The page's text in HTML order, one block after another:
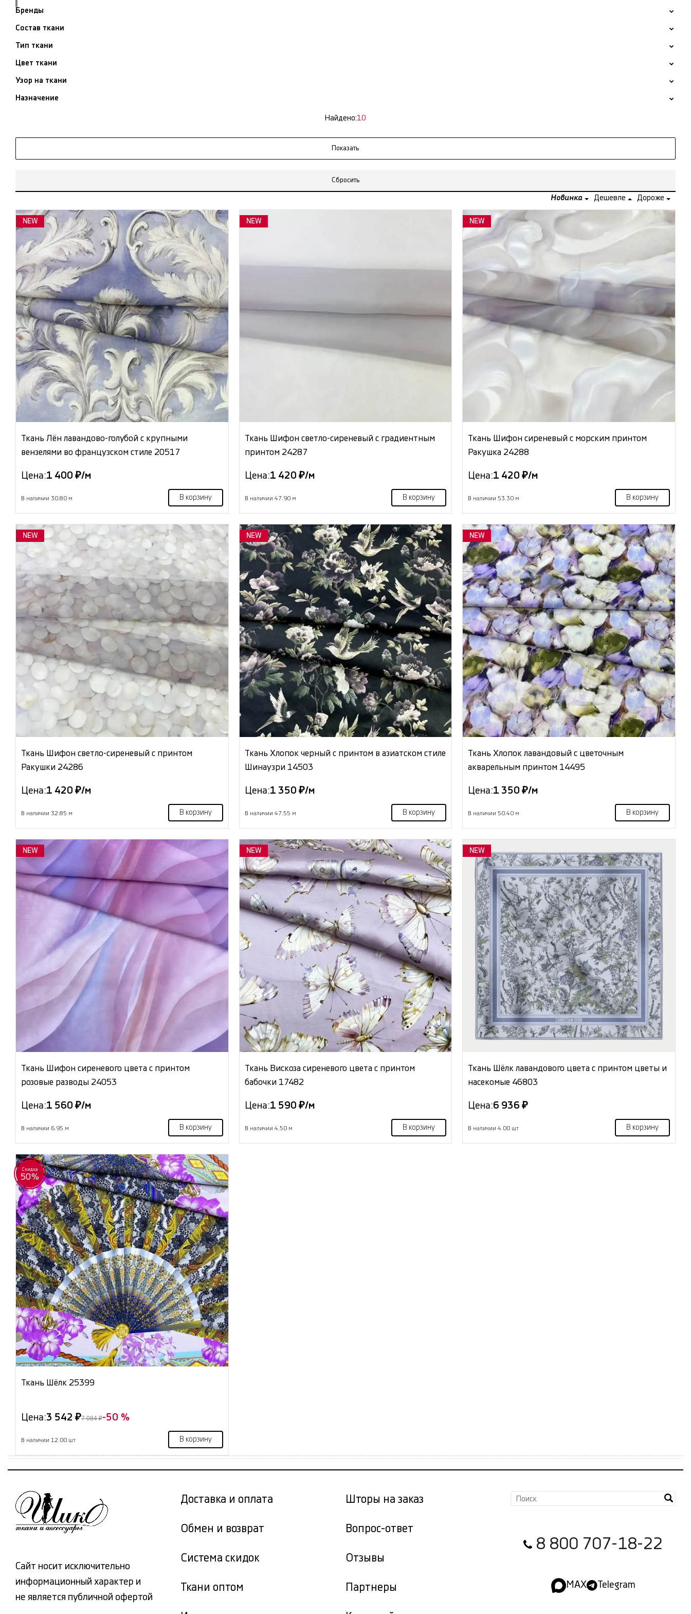
Бренды
Состав ткани
Тип ткани
Цвет ткани
Узор на ткани
Назначение
Найдено:10
Сбросить
Новинка Дешевле Дороже
NEW
Ткань Лён лавандово-голубой с крупными
вензелями во французском стиле 20517
Цена:1 400 ₽/м
В наличии 30.80 м В корзину
NEW
Ткань Шифон светло-сиреневый с градиентным
принтом 24287
Цена:1 420 ₽/м
В наличии 47.90 м В корзину
NEW
Ткань Шифон сиреневый с морским принтом
Ракушка 24288
Цена:1 420 ₽/м
В наличии 53.30 м В корзину
NEW
Ткань Шифон светло-сиреневый с принтом
Ракушки 24286
Цена:1 420 ₽/м
В наличии 32.85 м В корзину
NEW
Ткань Хлопок черный с принтом в азиатском стиле
Шинаузри 14503
Цена:1 350 ₽/м
В наличии 47.55 м В корзину
NEW
Ткань Хлопок лавандовый с цветочным
акварельным принтом 14495
Цена:1 350 ₽/м
В наличии 50.40 м В корзину
NEW
Ткань Шифон сиреневого цвета с принтом
розовые разводы 24053
Цена:1 560 ₽/м
В наличии 6.95 м В корзину
NEW
Ткань Вискоза сиреневого цвета с принтом
бабочки 17482
Цена:1 590 ₽/м
В наличии 4.50 м В корзину
NEW
Ткань Шёлк лавандового цвета с принтом цветы и
насекомые 46803
Цена:6 936 ₽
В наличии 4.00 шт В корзину
Скидка
50%
Ткань Шёлк 25399
Цена:3 542 ₽7 084 ₽-50 %
В наличии 12.00 шт В корзину
Сайт носит исключительно
информационный характер и
не является публичной офертой
Доставка и оплата
Обмен и возврат
Система скидок
Ткани оптом
Шторы на заказ
Вопрос-ответ
Отзывы
Партнеры
8 800 707-18-22
MAX Telegram